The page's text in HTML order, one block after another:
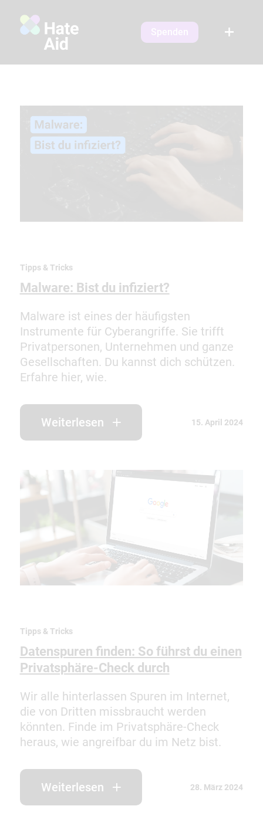
Spenden
Tipps & Tricks
Malware: Bist du infiziert?
Malware ist eines der häufigsten
Instrumente für Cyberangriffe. Sie trifft
Privatpersonen, Unternehmen und ganze
Gesellschaften. Du kannst dich schützen.
Erfahre hier, wie.
Weiterlesen 15. April 2024
Tipps & Tricks
Datenspuren finden: So führst du einen
Privatsphäre-Check durch
Wir alle hinterlassen Spuren im Internet,
die von Dritten missbraucht werden
könnten. Finde im Privatsphäre-Check
heraus, wie angreifbar du im Netz bist.
Weiterlesen 28. März 2024